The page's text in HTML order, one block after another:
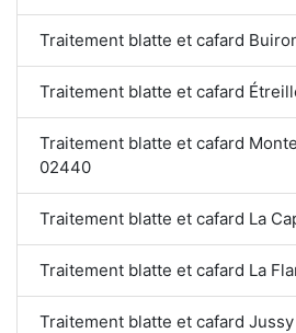
Traitement blatte et cafard
Traitement blatte et cafard
Traitement blatte et cafard
02440
Traitement blatte et cafard La
Traitement blatte et cafard La
Traitement blatte et cafard